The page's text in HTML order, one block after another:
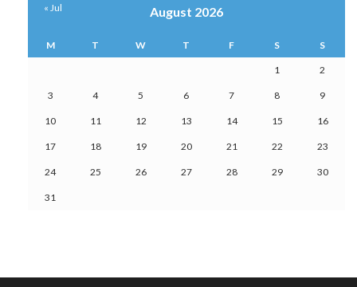
August 2026
M T W T F S S
1 2
3 4 5 6 7 8 9
10 11 12 13 14 15 16
17 18 19 20 21 22 23
24 25 26 27 28 29 30
31
« Jul